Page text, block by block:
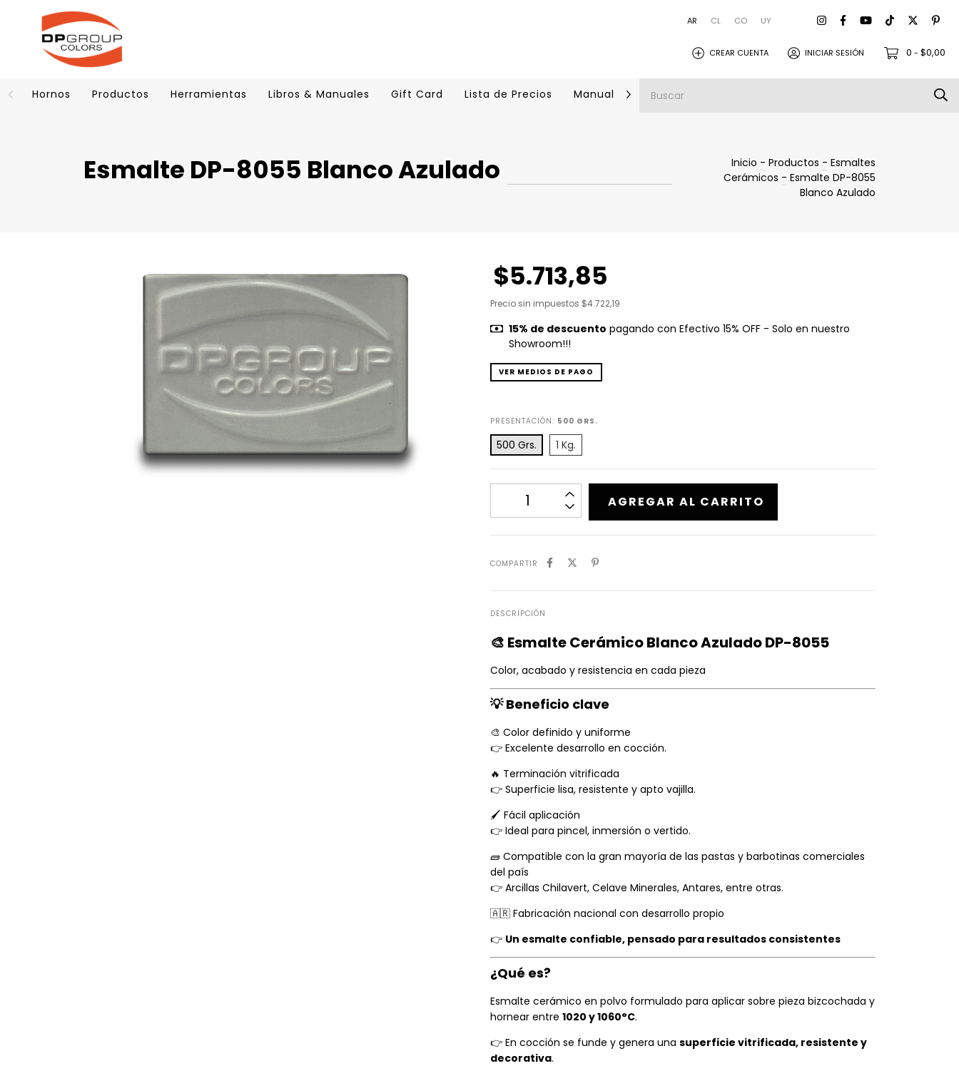
AR CL CO UY
CREAR CUENTA INICIAR SESIÓN 0 - $0,00
Hornos Productos Herramientas Libros & Manuales Gift Card Lista de Precios Manual Ceramistas
Esmalte DP-8055 Blanco Azulado Inicio - Productos - Esmaltes
Cerámicos - Esmalte DP-8055
Blanco Azulado
$5.713,85
Precio sin impuestos $4.722,19
15% de descuento pagando con Efectivo 15% OFF - Solo en nuestro
Showroom!!!
VER MEDIOS DE PAGO
PRESENTACIÓN: 500 GRS.
500 Grs. 1 Kg.
COMPARTIR
DESCRIPCIÓN
🎨 Esmalte Cerámico Blanco Azulado DP-8055
Color, acabado y resistencia en cada pieza
💡 Beneficio clave
🎨 Color definido y uniforme
👉 Excelente desarrollo en cocción.
🔥 Terminación vitrificada
👉 Superficie lisa, resistente y apto vajilla.
🖌️ Fácil aplicación
👉 Ideal para pincel, inmersión o vertido.
🧱 Compatible con la gran mayoría de las pastas y barbotinas comerciales
del país
👉 Arcillas Chilavert, Celave Minerales, Antares, entre otras.
🇦🇷 Fabricación nacional con desarrollo propio
👉 Un esmalte confiable, pensado para resultados consistentes
¿Qué es?
Esmalte cerámico en polvo formulado para aplicar sobre pieza bizcochada y
hornear entre 1020 y 1060°C.
👉 En cocción se funde y genera una superficie vitrificada, resistente y
decorativa.